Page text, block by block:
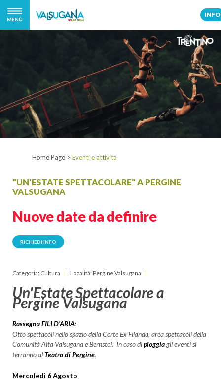
MENÙ
INFO
Home Page > Eventi e attività
"UN'ESTATE SPETTACOLARE" A PERGINE
VALSUGANA
Nuove date da definire
RICHIEDI INFO
Categoria: Cultura Località: Pergine Valsugana
Un'Estate Spettacolare a
Pergine Valsugana
Rassegna FILI D'ARIA:
Otto spettacoli nello spazio della Corte Ex Filanda, area spettacoli della
Comunità Alta Valsugana e Bernstol. In caso dipioggiagli eventi si
terranno alTeatro di Pergine.
Mercoledì 6 Agosto